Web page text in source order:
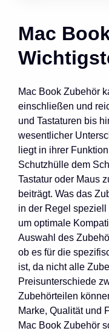
Mac
Mac Book Zubehör
einschließen und
und Tastaturen bis
wesentlicher
liegt in ihrer
Schutzhülle dem
Tastatur oder Maus
beiträgt. Was das
in der Regel speziell
um optimale
Auswahl des
ob es für die
ist, da nicht alle
Preisunterschiede
Zubehörteilen
Marke, Qualität und
Mac Book Zubehör